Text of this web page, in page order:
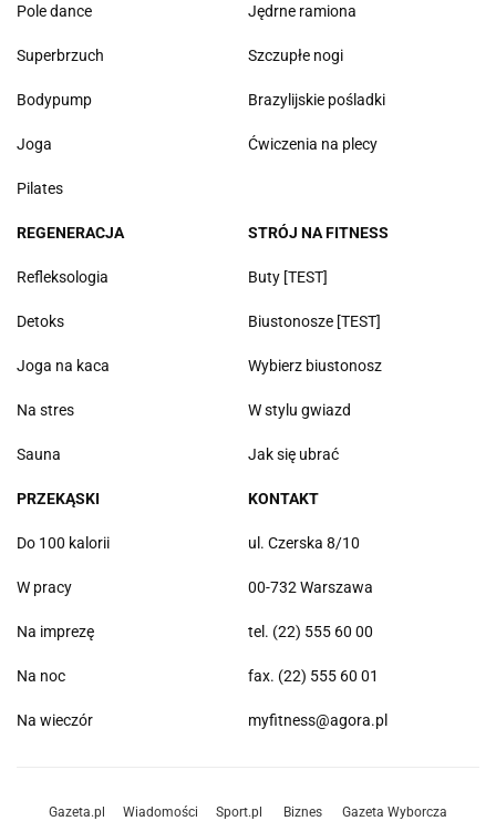
Pole dance
Superbrzuch
Bodypump
Joga
Pilates
Jędrne ramiona
Szczupłe nogi
Brazylijskie pośladki
Ćwiczenia na plecy
REGENERACJA
Refleksologia
Detoks
Joga na kaca
Na stres
Sauna
STRÓJ NA FITNESS
Buty [TEST]
Biustonosze [TEST]
Wybierz biustonosz
W stylu gwiazd
Jak się ubrać
PRZEKĄSKI
Do 100 kalorii
W pracy
Na imprezę
Na noc
Na wieczór
KONTAKT
ul. Czerska 8/10
00-732 Warszawa
tel. (22) 555 60 00
fax. (22) 555 60 01
myfitness@agora.pl
Gazeta.pl Wiadomości Sport.pl Biznes Gazeta Wyborcza